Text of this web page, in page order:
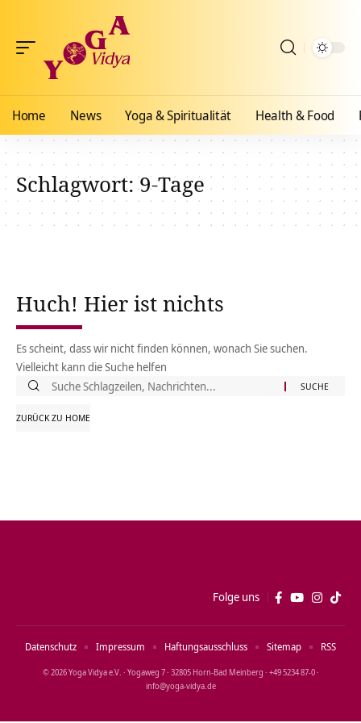
Home News Yoga & Spiritualität Health & Food
Schlagwort:9-Tage
Huch! Hier ist nichts
Es scheint, dass wir nicht finden können, wonach Sie suchen.
Vielleicht kann die Suche helfen
Suche
ZURÜCK ZU HOME
Folge uns
© 2026 Yoga Vidya e.V. · Yogaweg 7 · 32805 Horn‑Bad Meinberg · +49 5234 87‑0 ·
info@yoga‑vidya.de
Datenschutz Impressum Haftungsausschluss Sitemap RSS